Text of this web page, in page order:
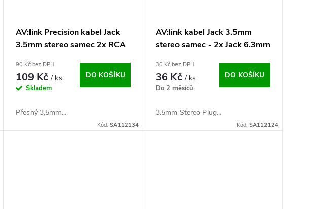
AV:link Precision kabel Jack
3.5mm stereo samec 2x RCA
90 Kč bez DPH
109 Kč/ ks
Skladem
DO KOŠÍKU
Přesný 3,5mm...
Kód: SA112134
AV:link kabel Jack 3.5mm
stereo samec - 2x Jack 6.3mm
30 Kč bez DPH
36 Kč/ ks
Do 2 měsíců
DO KOŠÍKU
3.5mm Stereo Plug...
Kód: SA112124